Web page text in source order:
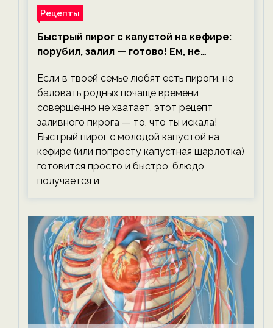
Рецепты
Быстрый пирог с капустой на кефире:
порубил, залил — готово! Ем, не
Если в твоей семье любят есть пироги, но
баловать родных почаще времени
совершенно не хватает, этот рецепт
заливного пирога — то, что ты искала!
Быстрый пирог с молодой капустой на
кефире (или попросту капустная шарлотка)
готовится просто и быстро, блюдо
получается и